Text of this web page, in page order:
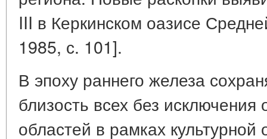
III в Керкинском оазисе
1985, с. 101].
В эпоху раннего железа
близость всех без исключения
областей в рамках